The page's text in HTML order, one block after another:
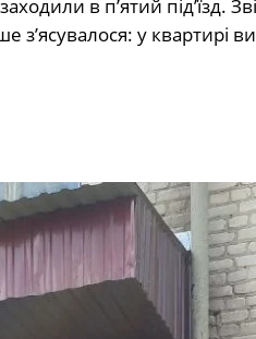
в п’ятий під’їзд.
у квартирі